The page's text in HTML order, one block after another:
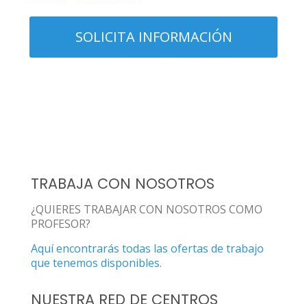
TRABAJA CON NOSOTROS
¿QUIERES TRABAJAR CON NOSOTROS COMO
PROFESOR?
Aquí encontrarás todas las ofertas de trabajo
que tenemos disponibles.
NUESTRA RED DE CENTROS